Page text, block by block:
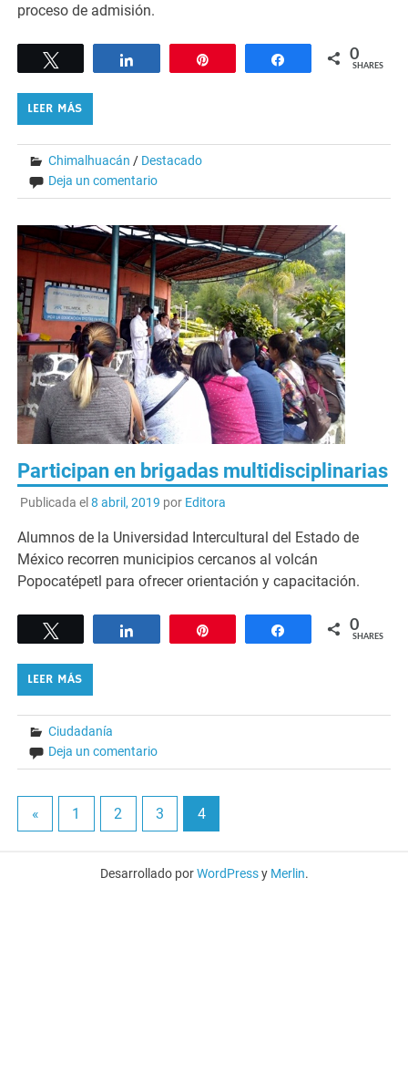
proceso de admisión.
Share 0
SHARES
LEER MÁS
Chimalhuacán / Destacado
Deja un comentario
Participan en brigadas multidisciplinarias
Publicada el 8 abril, 2019 por Editora
Alumnos de la Universidad Intercultural del Estado de
México recorren municipios cercanos al volcán
Popocatépetl para ofrecer orientación y capacitación.
Share 0
SHARES
LEER MÁS
Ciudadanía
Deja un comentario
« 1 2 3 4
Desarrollado porWordPressy Merlin.